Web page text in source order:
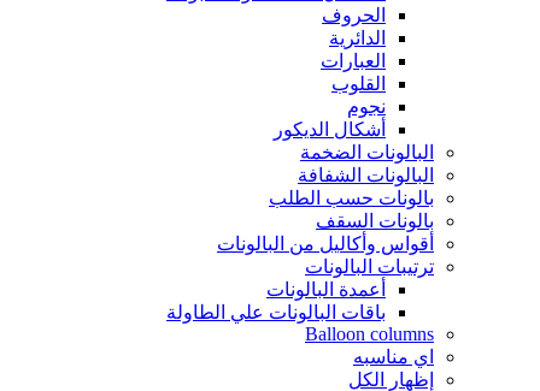
الحروف
الدائرية
العبارات
القلوب
نجوم
أشكال الديكور
البالونات الضخمة
البالونات الشفافة
بالونات حسب الطلب
بالونات السقف
أقواس وأكاليل من البالونات
ترتيبات البالونات
أعمدة البالونات
باقات البالونات علي الطاولة
Balloon columns
اي مناسبه
إظهار الكل